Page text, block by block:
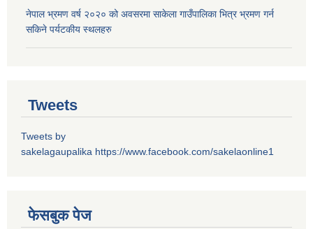
नेपाल भ्रमण वर्ष २०२० को अवसरमा साकेला गाउँपालिका भित्र भ्रमण गर्न
सकिने पर्यटकीय स्थलहरु
Tweets
Tweets by
sakelagaupalika https://www.facebook.com/sakelaonline1
फेसबुक पेज